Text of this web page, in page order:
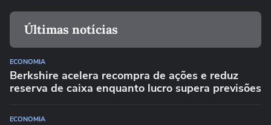
Últimas notícias
ECONOMIA
Berkshire acelera recompra de ações e reduz
reserva de caixa enquanto lucro supera previsões
ECONOMIA